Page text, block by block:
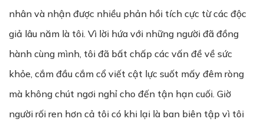
nhân và nhận được nhiều phản hồi tích cực từ các độc
giả lâu năm là tôi. Vì lời hứa với những người đã đồng
hành cùng mình, tôi đã bất chấp các vấn đề về sức
khỏe, cắm đầu cắm cổ viết cật lực suốt mấy đêm ròng
mà không chút ngơi nghỉ cho đến tận hạn cuối. Giờ
người rối ren hơn cả tôi có khi lại là ban biên tập vì tôi